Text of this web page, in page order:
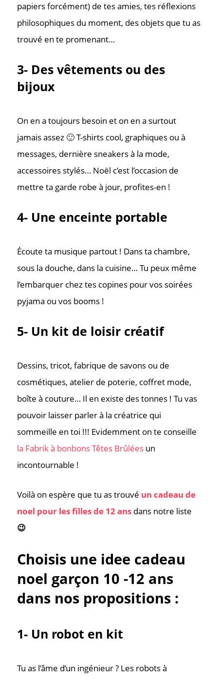
papiers forcément) de tes amies, tes réflexions
philosophiques du moment, des objets que tu as
trouvé en te promenant…
3- Des vêtements ou des
bijoux
On en a toujours besoin et on en a surtout
jamais assez 🙂 T-shirts cool, graphiques ou à
messages, dernière sneakers à la mode,
accessoires stylés… Noël c’est l’occasion de
mettre ta garde robe à jour, profites-en !
4- Une enceinte portable
Écoute ta musique partout ! Dans ta chambre,
sous la douche, dans la cuisine… Tu peux même
l’embarquer chez tes copines pour vos soirées
pyjama ou vos booms !
5- Un kit de loisir créatif
Dessins, tricot, fabrique de savons ou de
cosmétiques, atelier de poterie, coffret mode,
boîte à couture… Il en existe des tonnes ! Tu vas
pouvoir laisser parler à la créatrice qui
sommeille en toi !!! Evidemment on te conseille
la Fabrik à bonbons Têtes Brûlées un
incontournable !
Voilà on espère que tu as trouvé un cadeau de
noel pour les filles de 12 ans dans notre liste
😉
Choisis une idee cadeau
noel garçon 10 -12 ans
dans nos propositions :
1- Un robot en kit
Tu as l’âme d’un ingénieur ? Les robots à